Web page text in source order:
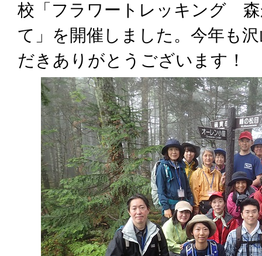
校「フラワートレッキング
て」を開催しました。今年も
だきありがとうございます！